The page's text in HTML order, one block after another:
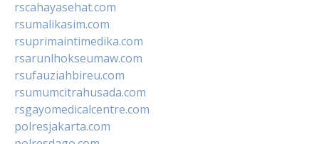
rscahayasehat.com
rsumalikasim.com
rsuprimaintimedika.com
rsarunlhokseumaw.com
rsufauziahbireu.com
rsumumcitrahusada.com
rsgayomedicalcentre.com
polresjakarta.com